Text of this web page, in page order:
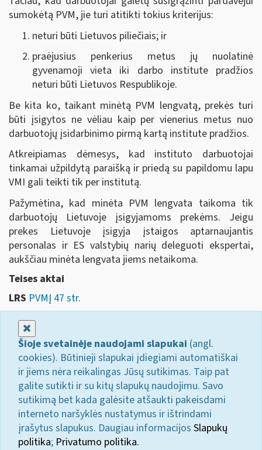
sumokėtą PVM, jie turi atitikti tokius kriterijus:
neturi būti Lietuvos piliečiais; ir
praėjusius penkerius metus jų nuolatinė
gyvenamoji vieta iki darbo institute pradžios
neturi būti Lietuvos Respublikoje.
Be kita ko, taikant minėtą PVM lengvatą, prekės turi
būti įsigytos ne vėliau kaip per vienerius metus nuo
darbuotojų įsidarbinimo pirmą kartą institute pradžios.
Atkreipiamas dėmesys, kad instituto darbuotojai
tinkamai užpildytą paraišką ir priedą su papildomu lapu
VMI gali teikti tik per institutą.
Pažymėtina, kad minėta PVM lengvata taikoma tik
darbuotojų Lietuvoje įsigyjamoms prekėms. Jeigu
prekes Lietuvoje įsigyja įstaigos aptarnaujantis
personalas ir ES valstybių narių deleguoti ekspertai,
aukščiau minėta lengvata jiems netaikoma.
Teises aktai
LRS PVMĮ 47 str.
Šioje svetainėje naudojami slapukai (angl.
cookies). Būtinieji slapukai įdiegiami automatiškai
ir jiems nėra reikalingas Jūsų sutikimas. Taip pat
galite sutikti ir su kitų slapukų naudojimu. Savo
sutikimą bet kada galėsite atšaukti pakeisdami
interneto naršyklės nustatymus ir ištrindami
įrašytus slapukus. Daugiau informacijos Slapukų
politika; Privatumo politika.